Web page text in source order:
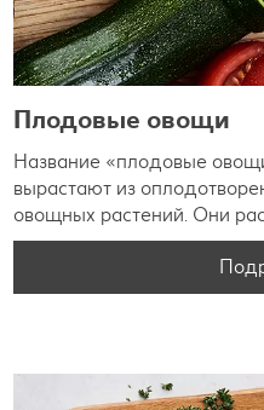
Плодовые овощи
Название «плодовые
вырастают из
овощных растений. Они